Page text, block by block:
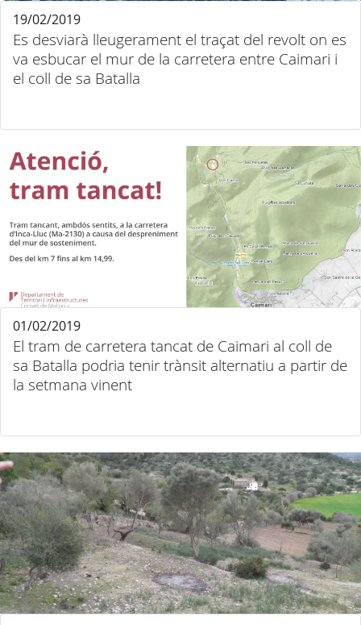
Es desviarà lleugerament el traçat del revolt on es
va esbucar el mur de la carretera entre Caimari i
el coll de sa Batalla
19/02/2019
El tram de carretera tancat de Caimari al coll de
sa Batalla podria tenir trànsit alternatiu a partir de
la setmana vinent
01/02/2019